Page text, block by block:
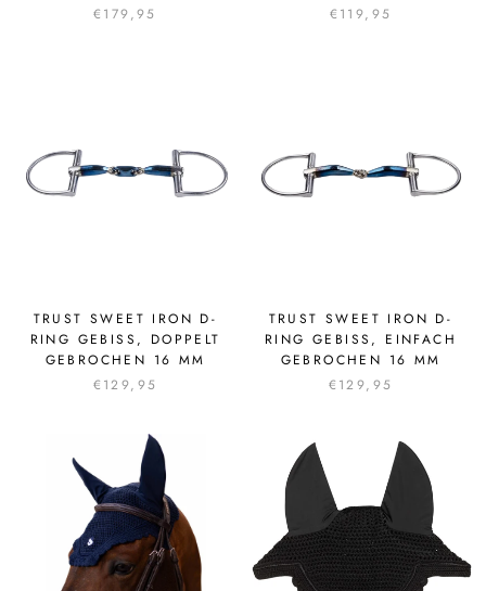
€179,95
€119,95
TRUST SWEET IRON D-
RING GEBISS, DOPPELT
GEBROCHEN 16 MM
€129,95
TRUST SWEET IRON D-
RING GEBISS, EINFACH
GEBROCHEN 16 MM
€129,95